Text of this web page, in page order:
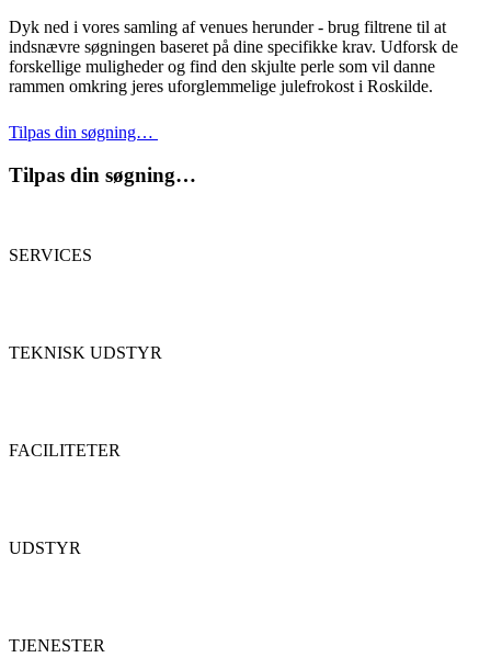
Dyk ned i vores samling af venues herunder - brug filtrene til at
indsnævre søgningen baseret på dine specifikke krav. Udforsk de
forskellige muligheder og find den skjulte perle som vil danne
rammen omkring jeres uforglemmelige julefrokost i Roskilde.
Tilpas din søgning…
Tilpas din søgning…
SERVICES
TEKNISK UDSTYR
FACILITETER
UDSTYR
TJENESTER